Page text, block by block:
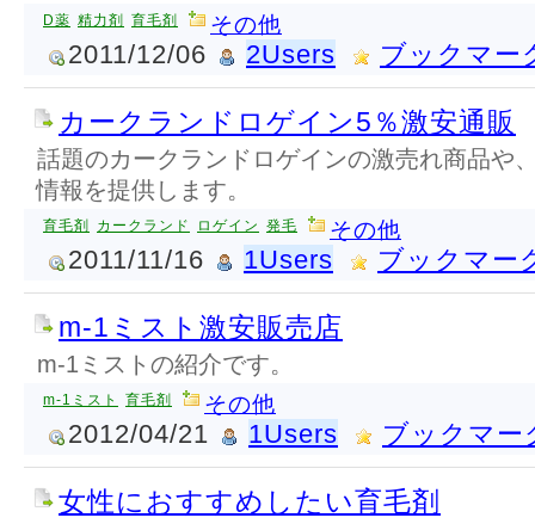
D薬 精力剤 育毛剤 その他
2011/12/06 2Users ブックマー
カークランドロゲイン5％激安通販
話題のカークランドロゲインの激売れ商品や
情報を提供します。
育毛剤 カークランド ロゲイン 発毛 その他
2011/11/16 1Users ブックマー
m-1ミスト激安販売店
m-1ミストの紹介です。
m-1ミスト 育毛剤 その他
2012/04/21 1Users ブックマー
女性におすすめしたい育毛剤